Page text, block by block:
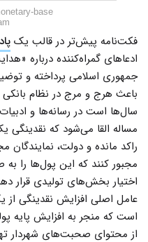
base
فکت‌نامه پیش‌تر در قالب یک
ادعاهای گمراه‌کننده درباره
جمهوری اسلامی پرداخته و
باعث هرج و مرج در نظام
سال‌ها است در رسانه‌ها و
مساله القا می‌شود که
راکد مانده و دولت،
مجبور کنند که این پول‌ها را
اختیار بخش‌های تولیدی قرار
عامل اصلی افزایش نقدینگی از
است که منجر به افزایش پایه
از محتوای صحبت‌های